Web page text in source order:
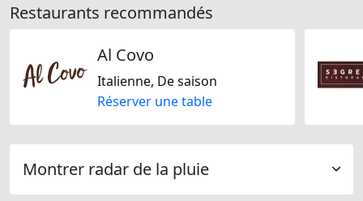
Restaurants recommandés
Al Covo
Italienne, De saison
Réserver une table
Montrer radar de la pluie